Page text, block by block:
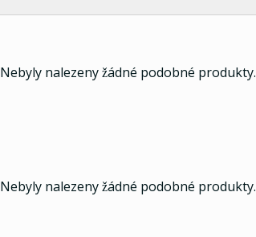
Nebyly nalezeny žádné podobné produkty.
Nebyly nalezeny žádné podobné produkty.